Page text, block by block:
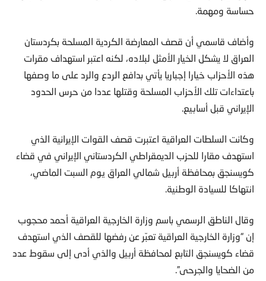
حساسة ومهمة.
وأضاف قاسمي أن قصف المعارضة الكردية المسلحة بكردستان
العراق لا يشكل الخيار الأمثل لبلاده، لكنه اعتبر استهداف مقرات
هذه الأحزاب خيارا إجباريا يأتي بدافع الردع والرد على ما وصفها
باعتداءات تلك الأحزاب المسلحة وقتلها عددا من حرس الحدود
الإيراني قبل أسابيع.
وكانت السلطات العراقية اعتبرت قصف القوات الإيرانية الذي
استهدف مقارا للحزب الديمقراطي الكردستاني الإيراني في قضاء
كويسنجق بمحافظة أربيل شمالي العراق يوم السبت الماضي،
انتهاكا للسيادة الوطنية.
وقال الناطق الرسمي باسم وزارة الخارجية العراقية أحمد محجوب
إن “وزارة الخارجية العراقية تعبّر عن رفضها للقصف الذي استهدف
قضاء كويسنجق التابع لمحافظة أربيل والذي أدى إلى سقوط عدد
من الضحايا والجرحى”.